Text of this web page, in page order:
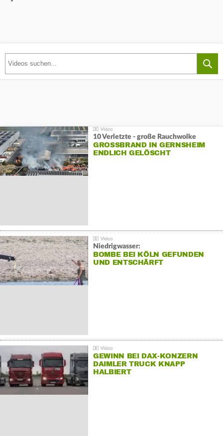
10 Verletzte - große Rauchwolke
GROSSBRAND IN GERNSHEIM E
NDLICH GELÖSCHT
Niedrigwasser:
BOMBE BEI KÖLN GEFUNDEN
UND ENTSCHÄRFT
GEWINN BEI DAX-KONZERN
DAIMLER TRUCK KNAPP
HALBIERT